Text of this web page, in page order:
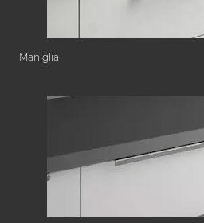
Maniglia